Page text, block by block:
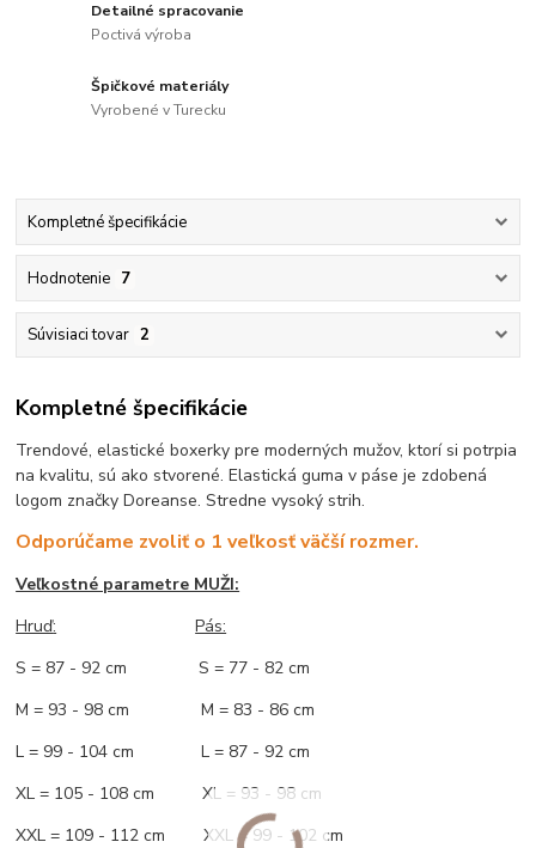
Detailné spracovanie
Poctivá výroba
Špičkové materiály
Vyrobené v Turecku
Kompletné špecifikácie
Hodnotenie 7
Súvisiaci tovar 2
Kompletné špecifikácie
Trendové, elastické boxerky pre moderných mužov, ktorí si potrpia
na kvalitu, sú ako stvorené. Elastická guma v páse je zdobená
logom značky Doreanse. Stredne vysoký strih.
Odporúčame zvoliť o 1 veľkosť väčší rozmer.
Veľkostné parametre MUŽI:
Hruď:
Pás:
S = 87 - 92 cm S = 77 - 82 cm
M = 93 - 98 cm M = 83 - 86 cm
L = 99 - 104 cm L = 87 - 92 cm
XL = 105 - 108 cm XL = 93 - 98 cm
XXL = 109 - 112 cm XXL = 99 - 102 cm